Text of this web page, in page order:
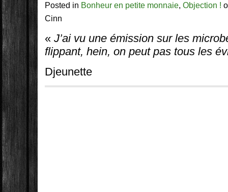
Posted in Bonheur en petite monnaie,Objection !
Cinn
«J’ai vu une émission sur les
flippant, hein, on peut pas tous les
Djeunette